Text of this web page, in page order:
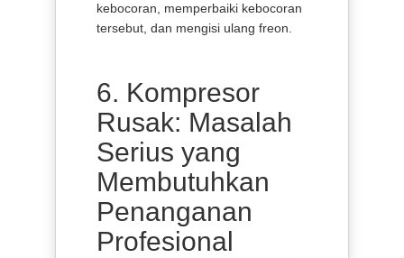
kebocoran, memperbaiki kebocoran
tersebut, dan mengisi ulang freon.
6. Kompresor
Rusak: Masalah
Serius yang
Membutuhkan
Penanganan
Profesional